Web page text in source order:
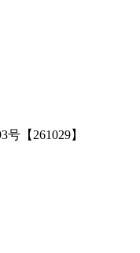
【261029】